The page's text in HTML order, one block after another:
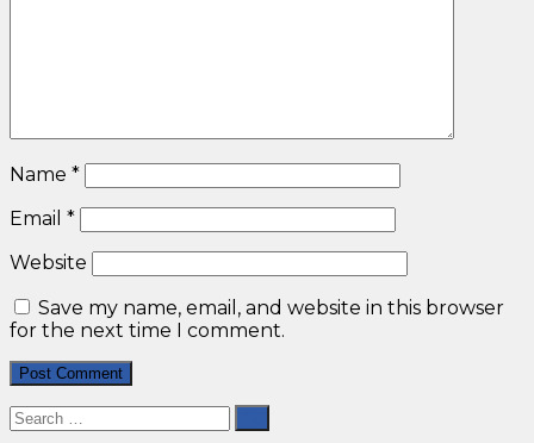
Name *
Email *
Website
Save my name, email, and website in this browser
for the next time I comment.